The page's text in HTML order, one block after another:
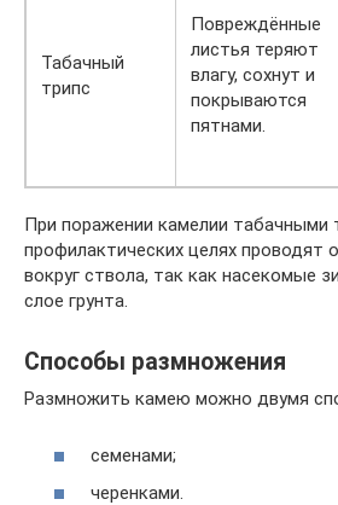
Табачный
трипс
Повреждённые
листья теряют
влагу, сохнут и
покрываются
пятнами.
При поражении камелии табачными
профилактических целях проводят
вокруг ствола, так как насекомые
слое грунта.
Способы размножения
Размножить камею можно двумя
семенами;
черенками.